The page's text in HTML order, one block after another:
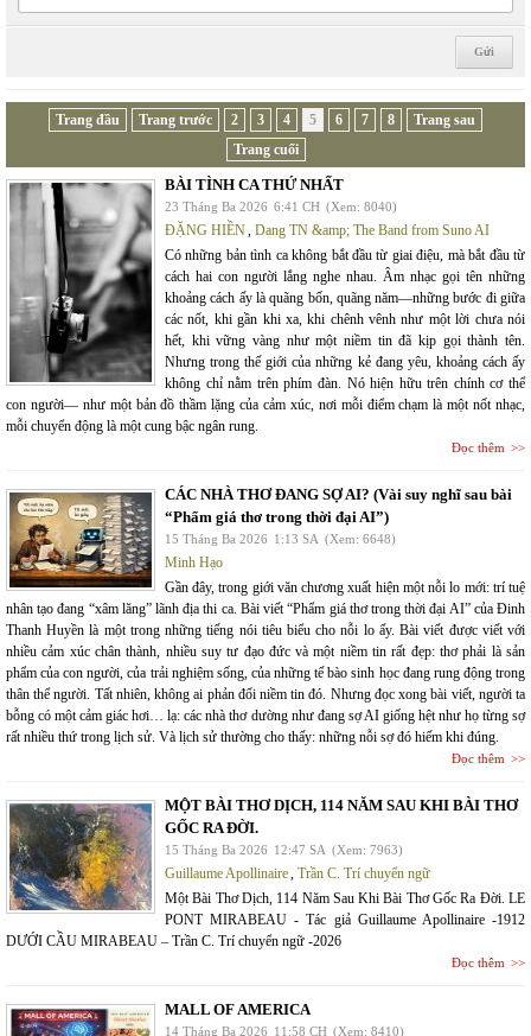
Trang đầu Trang trước 2 3 4 5 6 7 8
Trang sau
Trang cuối
BÀI TÌNH CA THỨ NHẤT
23 Tháng Ba 2026 6:41 CH (Xem: 8040)
ĐẶNG HIỀN, Dang TN &amp; The Band from Suno AI
Có những bản tình ca không bắt đầu từ giai điệu, mà bắt đầu từ
cách hai con người lắng nghe nhau. Âm nhạc gọi tên những
khoảng cách ấy là quãng bốn, quãng năm—những bước đi giữa
các nốt, khi gần khi xa, khi chênh vênh như một lời chưa nói
hết, khi vững vàng như một niềm tin đã kịp gọi thành tên.
Nhưng trong thế giới của những kẻ đang yêu, khoảng cách ấy
không chỉ nằm trên phím đàn. Nó hiện hữu trên chính cơ thể
con người— như một bản đồ thầm lặng của cảm xúc, nơi mỗi điểm chạm là một nốt nhạc,
mỗi chuyển động là một cung bậc ngân rung.
Đọc thêm
CÁC NHÀ THƠ ĐANG SỢ AI? (Vài suy nghĩ sau bài
“Phẩm giá thơ trong thời đại AI”)
15 Tháng Ba 2026 1:13 SA (Xem: 6648)
Minh Hạo
Gần đây, trong giới văn chương xuất hiện một nỗi lo mới: trí tuệ
nhân tạo đang “xâm lăng” lãnh địa thi ca. Bài viết “Phẩm giá thơ trong thời đại AI” của Đinh
Thanh Huyền là một trong những tiếng nói tiêu biểu cho nỗi lo ấy. Bài viết được viết với
nhiều cảm xúc chân thành, nhiều suy tư đạo đức và một niềm tin rất đẹp: thơ phải là sản
phẩm của con người, của trải nghiệm sống, của những tế bào sinh học đang rung động trong
thân thể người. Tất nhiên, không ai phản đối niềm tin đó. Nhưng đọc xong bài viết, người ta
bỗng có một cảm giác hơi… lạ: các nhà thơ dường như đang sợ AI giống hệt như họ từng sợ
rất nhiều thứ trong lịch sử. Và lịch sử thường cho thấy: những nỗi sợ đó hiếm khi đúng.
Đọc thêm
MỘT BÀI THƠ DỊCH, 114 NĂM SAU KHI BÀI THƠ
GỐC RA ĐỜI.
15 Tháng Ba 2026 12:47 SA (Xem: 7963)
Guillaume Apollinaire, Trần C. Trí chuyển ngữ
Một Bài Thơ Dịch, 114 Năm Sau Khi Bài Thơ Gốc Ra Đời. LE
PONT MIRABEAU - Tác giả Guillaume Apollinaire -1912
DƯỚI CẦU MIRABEAU – Trần C. Trí chuyển ngữ -2026
Đọc thêm
MALL OF AMERICA
14 Tháng Ba 2026 11:58 CH (Xem: 8410)